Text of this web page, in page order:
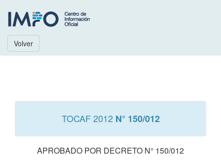
Volver
TOCAF 2012 N° 150/012
APROBADO POR DECRETO N° 150/012